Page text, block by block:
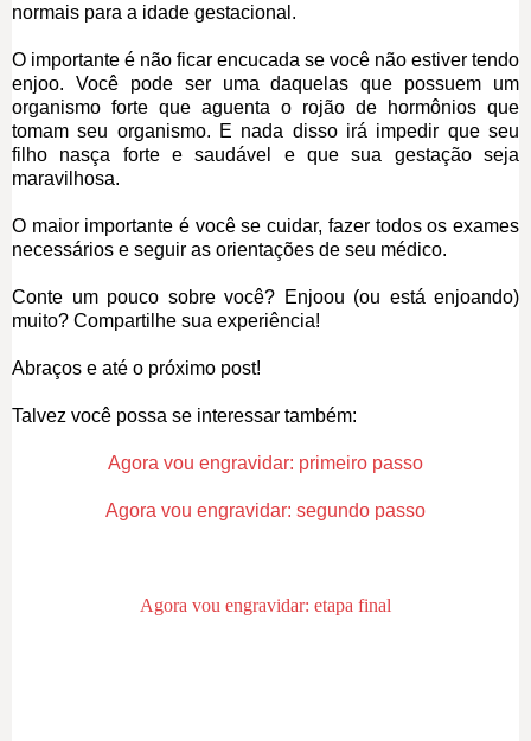
normais para a idade gestacional.
O importante é não ficar encucada se você não estiver tendo
enjoo. Você pode ser uma daquelas que possuem um
organismo forte que aguenta o rojão de hormônios que
tomam seu organismo. E nada disso irá impedir que seu
filho nasça forte e saudável e que sua gestação seja
maravilhosa.
O maior importante é você se cuidar, fazer todos os exames
necessários e seguir as orientações de seu médico.
Conte um pouco sobre você? Enjoou (ou está enjoando)
muito? Compartilhe sua experiência!
Abraços e até o próximo post!
Talvez você possa se interessar também:
Agora vou engravidar: primeiro passo
Agora vou engravidar: segundo passo
Agora vou engravidar: etapa final